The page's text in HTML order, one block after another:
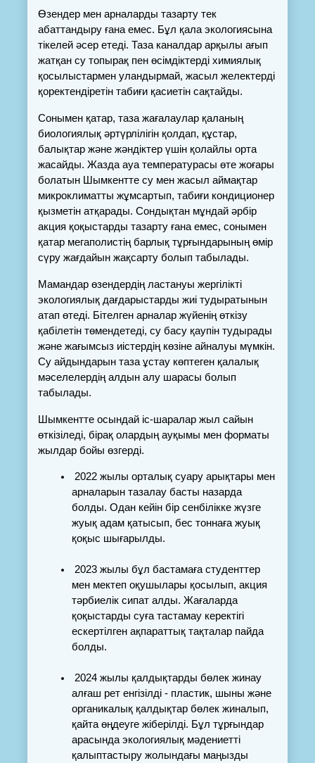
Өзендер мен арналарды тазарту тек
абаттандыру ғана емес. Бұл қала экологиясына
тікелей әсер етеді. Таза каналдар арқылы ағып
жатқан су топырақ пен өсімдіктерді химиялық
қосылыстармен уландырмай, жасыл желектерді
қоректендіретін табиғи қасиетін сақтайды.
Сонымен қатар, таза жағалаулар қаланың
биологиялық әртүрлілігін қолдап, құстар,
балықтар және жәндіктер үшін қолайлы орта
жасайды. Жазда ауа температурасы өте жоғары
болатын Шымкентте су мен жасыл аймақтар
микроклиматты жұмсартып, табиғи кондиционер
қызметін атқарады. Сондықтан мұндай әрбір
акция қоқыстарды тазарту ғана емес, сонымен
қатар мегаполистің барлық тұрғындарының өмір
сүру жағдайын жақсарту болып табылады.
Мамандар өзендердің ластануы жергілікті
экологиялық дағдарыстарды жиі тудыратынын
атап өтеді. Бітелген арналар жүйенің өткізу
қабілетін төмендетеді, су басу қаупін тудырады
және жағымсыз иістердің көзіне айналуы мүмкін.
Су айдындарын таза ұстау көптеген қалалық
мәселелердің алдын алу шарасы болып
табылады.
Шымкентте осындай іс-шаралар жыл сайын
өткізіледі, бірақ олардың ауқымы мен форматы
жылдар бойы өзгерді.
2022 жылы орталық суару арықтары мен
арналарын тазалау басты назарда
болды. Одан кейін бір сенбілікке жүзге
жуық адам қатысып, бес тоннаға жуық
қоқыс шығарылды.
2023 жылы бұл бастамаға студенттер
мен мектеп оқушылары қосылып, акция
тәрбиелік сипат алды. Жағаларда
қоқыстарды суға тастамау керектігі
ескертілген ақпараттық тақталар пайда
болды.
2024 жылы қалдықтарды бөлек жинау
алғаш рет енгізілді - пластик, шыны және
органикалық қалдықтар бөлек жиналып,
қайта өңдеуге жіберілді. Бұл тұрғындар
арасында экологиялық мәдениетті
қалыптастыру жолындағы маңызды